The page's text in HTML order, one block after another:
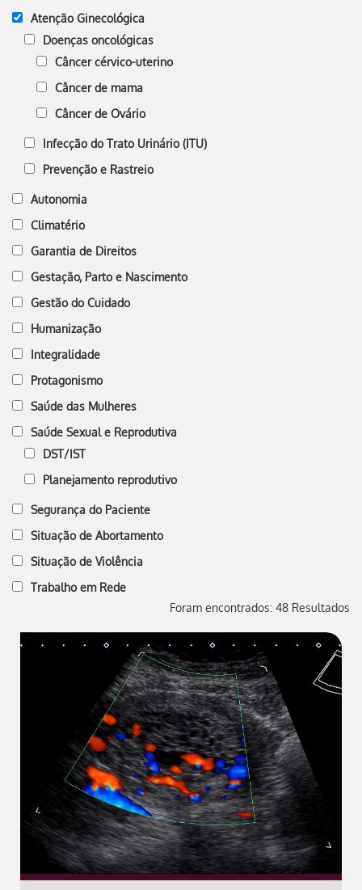
Atenção Ginecológica
Doenças oncológicas
Câncer cérvico-uterino
Câncer de mama
Câncer de Ovário
Infecção do Trato Urinário (ITU)
Prevenção e Rastreio
Autonomia
Climatério
Garantia de Direitos
Gestação, Parto e Nascimento
Gestão do Cuidado
Humanização
Integralidade
Protagonismo
Saúde das Mulheres
Saúde Sexual e Reprodutiva
DST/IST
Planejamento reprodutivo
Segurança do Paciente
Situação de Abortamento
Situação de Violência
Trabalho em Rede
Foram encontrados: 48 Resultados